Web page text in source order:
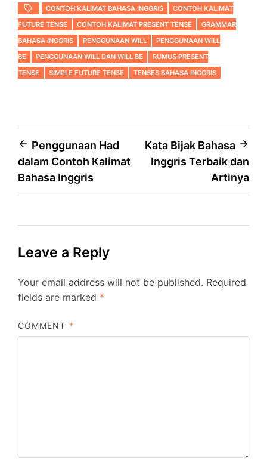
CONTOH KALIMAT BAHASA INGGRIS
CONTOH KALIMAT
FUTURE TENSE
CONTOH KALIMAT PRESENT TENSE
GRAMMAR
BAHASA INGGRIS
PENGGUNAAN WILL
PENGGUNAAN WILL
BE
PENGGUNAAN WILL DAN WILL BE
RUMUS PRESENT
TENSE
SIMPLE FUTURE TENSE TENSES BAHASA INGGRIS
Post
navigation
Penggunaan Had
dalam Contoh Kalimat
Bahasa Inggris
Kata Bijak Bahasa
Inggris Terbaik dan
Artinya
Leave a Reply
Your email address will not be published. Required
fields are marked *
COMMENT *